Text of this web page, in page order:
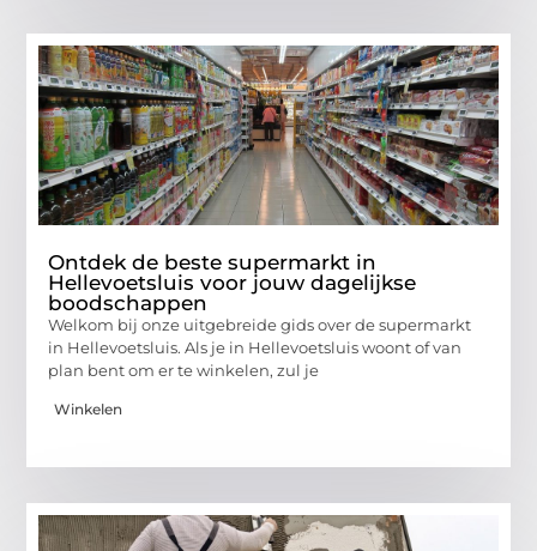
Ontdek de beste supermarkt in
Hellevoetsluis voor jouw dagelijkse
boodschappen
Welkom bij onze uitgebreide gids over de supermarkt
in Hellevoetsluis. Als je in Hellevoetsluis woont of van
plan bent om er te winkelen, zul je
Winkelen